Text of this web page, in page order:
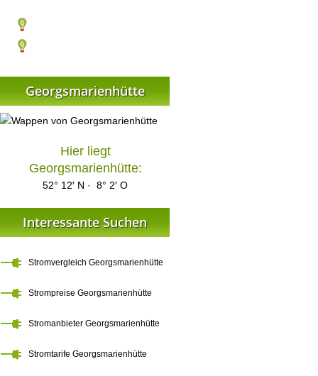
Georgsmarienhütte
Hier liegt
Georgsmarienhütte:
52° 12′ N · 8° 2′ O
Interessante Suchen
Stromvergleich Georgsmarienhütte
Strompreise Georgsmarienhütte
Stromanbieter Georgsmarienhütte
Stromtarife Georgsmarienhütte